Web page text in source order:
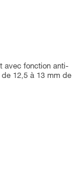
avec fonction anti-
12,5 à 13 mm de